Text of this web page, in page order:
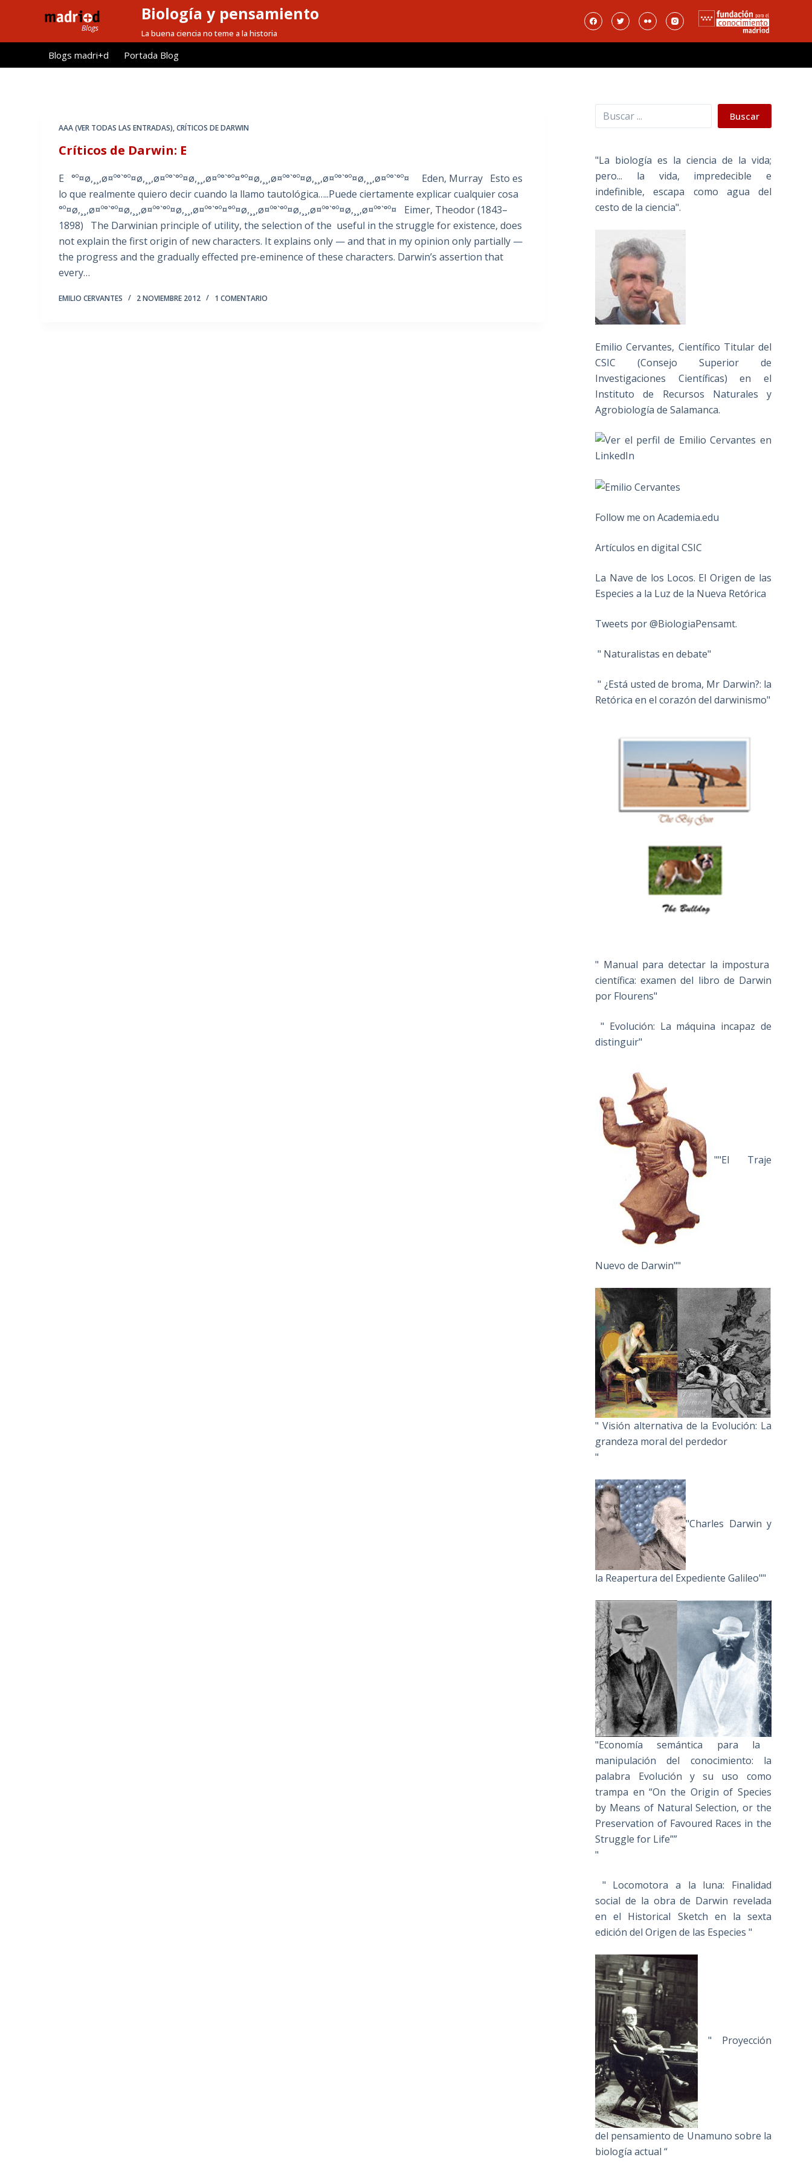
l
Biología y pensamiento
La buena ciencia no teme a la historia
Blogs madri+d Portada Blog
AAA (VER TODAS LAS ENTRADAS),CRÍTICOS DE DARWIN
Críticos de Darwin: E
E °º¤ø,¸¸,ø¤º°`°º¤ø,¸¸,ø¤º°`°º¤ø,¸¸,ø¤º°`°º¤°º¤ø,¸¸,ø¤º°`°º¤ø,¸¸,ø¤º°`°º¤ø,¸¸,ø¤º°`°º¤ Eden, Murray Esto es
lo que realmente quiero decir cuando la llamo tautológica…..Puede ciertamente explicar cualquier cosa
°º¤ø,¸¸,ø¤º°`°º¤ø,¸¸,ø¤º°`°º¤ø,¸¸,ø¤º°`°º¤°º¤ø,¸¸,ø¤º°`°º¤ø,¸¸,ø¤º°`°º¤ø,¸¸,ø¤º°`°º¤ Eimer, Theodor (1843–
1898) The Darwinian principle of utility, the selection of the useful in the struggle for existence, does
not explain the first origin of new characters. It explains only — and that in my opinion only partially —
the progress and the gradually effected pre-eminence of these characters. Darwin’s assertion that
every…
EMILIO CERVANTES 2 NOVIEMBRE 2012 1 COMENTARIO
Buscar Buscar
"La biología es la ciencia de la vida;
pero... la vida, impredecible e
indefinible, escapa como agua del
cesto de la ciencia".
Emilio Cervantes, Científico Titular del
CSIC (Consejo Superior de
Investigaciones Científicas) en el
Instituto de Recursos Naturales y
Agrobiología de Salamanca.
Follow me on Academia.edu
Artículos en digital CSIC
La Nave de los Locos. El Origen de las
Especies a la Luz de la Nueva Retórica
Tweets por @BiologiaPensamt.
" Naturalistas en debate"
" ¿Está usted de broma, Mr Darwin?: la
Retórica en el corazón del darwinismo"
" Manual para detectar la impostura
científica: examen del libro de Darwin
por Flourens"
" Evolución: La máquina incapaz de
distinguir"
""El Traje
Nuevo de Darwin""
" Visión alternativa de la Evolución: La
grandeza moral del perdedor
"
"Charles Darwin y
la Reapertura del Expediente Galileo""
"Economía semántica para la
manipulación del conocimiento: la
palabra Evolución y su uso como
trampa en “On the Origin of Species
by Means of Natural Selection, or the
Preservation of Favoured Races in the
Struggle for Life””
"
" Locomotora a la luna: Finalidad
social de la obra de Darwin revelada
en el Historical Sketch en la sexta
edición del Origen de las Especies "
" Proyección
del pensamiento de Unamuno sobre la
biología actual “